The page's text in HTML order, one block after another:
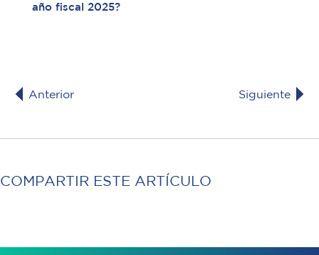
año fiscal 2025?
Anterior Siguiente
COMPARTIR ESTE ARTÍCULO